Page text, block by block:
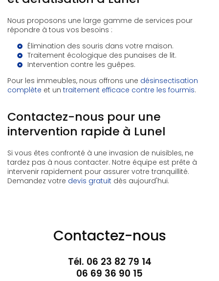
Nous proposons une large gamme de services pour
répondre à tous vos besoins :
Élimination des souris dans votre maison.
Traitement écologique des punaises de lit.
Intervention contre les guêpes.
Pour les immeubles, nous offrons une désinsectisation
complète et un traitement efficace contre les fourmis.
Contactez-nous pour une
intervention rapide à Lunel
Si vous êtes confronté à une invasion de nuisibles, ne
tardez pas à nous contacter. Notre équipe est prête à
intervenir rapidement pour assurer votre tranquillité.
Demandez votre devis gratuit dès aujourd'hui.
Contactez-nous
Tél. 06 23 82 79 14
06 69 36 90 15